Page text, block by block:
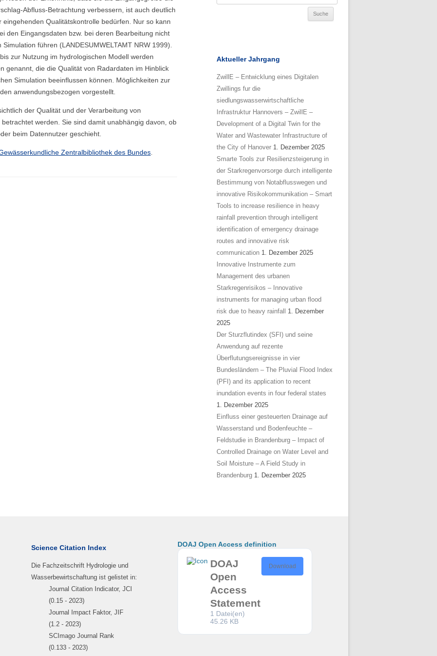
Abfluss-Betrachtung verbessern, ist auch deutlich
Qualitätskontrolle bedürfen. Nur so kann
den Eingangsdaten bzw. bei deren Bearbeitung nicht
führen (LANDESUMWELTAMT NRW 1999).
zur Nutzung im hydrologischen Modell werden
genannt, die die Qualität von Radardaten im Hinblick
Simulation beeinflussen können. Möglichkeiten zur
anwendungsbezogen vorgestellt.
der Qualität und der Verarbeitung von
werden. Sie sind damit unabhängig davon, ob
beim Datennutzer geschieht.
Zentralbibliothek des Bundes
Aktueller Jahrgang
ZwillE – Entwicklung eines Digitalen
Zwillings fur die
siedlungswasserwirtschaftliche
Infrastruktur Hannovers – ZwillE –
Development of a Digital Twin for the
Water and Wastewater Infrastructure of
the City of Hanover 1. Dezember 2025
Smarte Tools zur Resilienzsteigerung in
der Starkregenvorsorge durch intelligente
Bestimmung von Notabflusswegen und
innovative Risikokommunikation – Smart
Tools to increase resilience in heavy
rainfall prevention through intelligent
identification of emergency drainage
routes and innovative risk
communication 1. Dezember 2025
Innovative Instrumente zum
Management des urbanen
Starkregenrisikos – Innovative
instruments for managing urban flood
risk due to heavy rainfall
1. Dezember
2025
Der Sturzflutindex (SFI) und seine
Anwendung auf rezente
Überflutungsereignisse in vier
Bundesländern – The Pluvial Flood Index
(PFI) and its application to recent
inundation events in four federal states
1. Dezember 2025
Einfluss einer gesteuerten Drainage auf
Wasserstand und Bodenfeuchte –
Feldstudie in Brandenburg – Impact of
Controlled Drainage on Water Level and
Soil Moisture – A Field Study in
Brandenburg 1. Dezember 2025
Science Citation Index
Die Fachzeitschrift Hydrologie und
Wasserbewirtschaftung ist gelistet in:
Journal Citation Indicator, JCI
(0.15 - 2023)
Journal Impact Faktor, JIF
(1.2 - 2023)
SCImago Journal Rank
(0.133 - 2023)
DOAJ Open Access definition
DOAJ
Open
Access
Statement
1 Datei(en)
45.26 KB
Download